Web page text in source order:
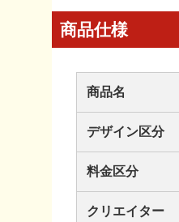
商品仕様
商品名
デザイン区分
料金区分
クリエイター